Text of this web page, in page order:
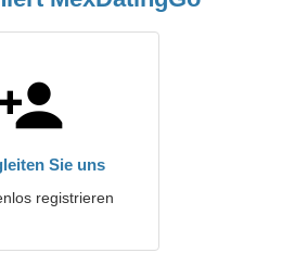
Sie uns
registrieren